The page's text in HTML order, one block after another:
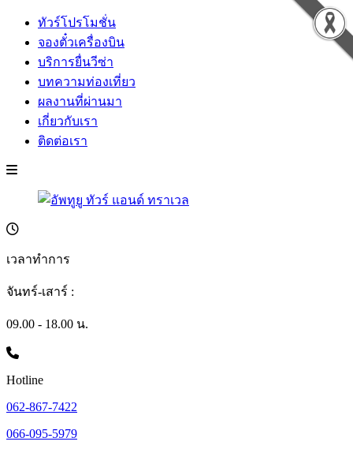
ทัวร์โปรโมชั่น
จองตั๋วเครื่องบิน
บริการยื่นวีซ่า
บทความท่องเที่ยว
ผลงานที่ผ่านมา
เกี่ยวกับเรา
ติดต่อเรา
เวลาทำการ
จันทร์-เสาร์ :
09.00 - 18.00 น.
Hotline
062-867-7422
066-095-5979